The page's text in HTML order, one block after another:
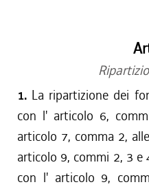
1. La ripartizione dei
con l' articolo 6,
articolo 7, comma 2,
articolo 9, commi 2, 3 e
con l' articolo 9,